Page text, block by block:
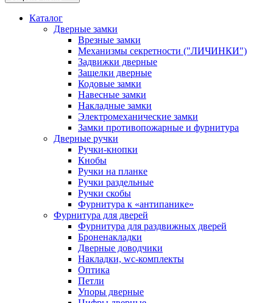
Каталог
Дверные замки
Врезные замки
Механизмы секретности ("ЛИЧИНКИ")
Задвижки дверные
Защелки дверные
Кодовые замки
Навесные замки
Накладные замки
Электромеханические замки
Замки противопожарные и фурнитура
Дверные ручки
Ручки-кнопки
Кнобы
Ручки на планке
Ручки раздельные
Ручки скобы
Фурнитура к «антипанике»
Фурнитура для дверей
Фурнитура для раздвижных дверей
Броненакладки
Дверные доводчики
Накладки, wc-комплекты
Оптика
Петли
Упоры дверные